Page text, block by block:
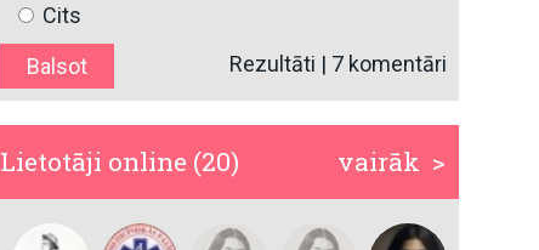
Cits
Rezultāti | 7 komentāri
vairāk >
Lietotāji online (20)